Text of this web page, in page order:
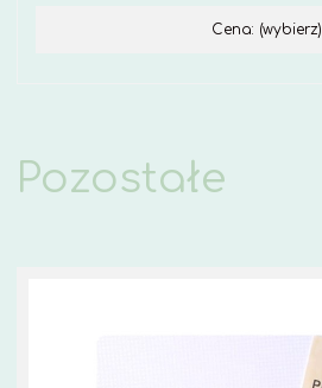
Cena: (wybierz)
Pozostałe